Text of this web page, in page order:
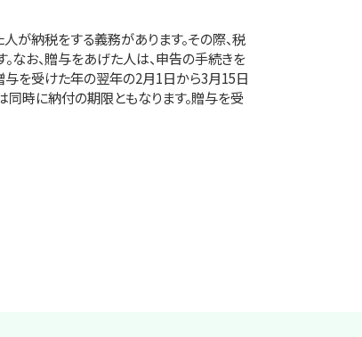
が納税をする義務があります。その際、税
なお、贈与をあげた人は、申告の手続きを
与を受けた年の翌年の2月1日から3月15日
同時に納付の期限ともなります。贈与を受